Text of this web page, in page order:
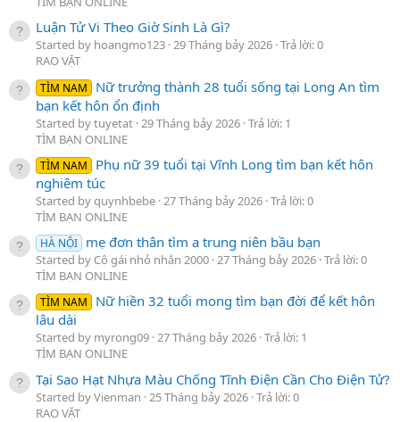
Luận Tử Vi Theo Giờ Sinh Là Gì?
Started by hoangmo123 29 Tháng bảy 2026 Trả lời: 0
RAO VẶT
TÌM NAM
Nữ trưởng thành 28 tuổi sống tại Long An tìm
bạn kết hôn ổn định
Started by tuyetat 29 Tháng bảy 2026 Trả lời: 1
TÌM BẠN ONLINE
TÌM NAM
Phụ nữ 39 tuổi tại Vĩnh Long tìm bạn kết hôn
nghiêm túc
Started by quynhbebe 27 Tháng bảy 2026 Trả lời: 0
TÌM BẠN ONLINE
HÀ NỘI mẹ đơn thân tìm a trung niên bầu bạn
Started by Cô gái nhỏ nhắn 2000 27 Tháng bảy 2026 Trả lời: 0
TÌM BẠN ONLINE
TÌM NAM
Nữ hiền 32 tuổi mong tìm bạn đời để kết hôn
lâu dài
Started by myrong09 27 Tháng bảy 2026 Trả lời: 1
TÌM BẠN ONLINE
Tại Sao Hạt Nhựa Màu Chống Tĩnh Điện Cần Cho Điện Tử?
Started by Vienman 25 Tháng bảy 2026 Trả lời: 0
RAO VẶT